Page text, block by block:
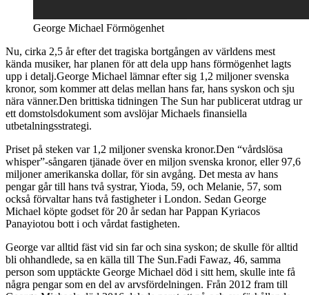
George Michael Förmögenhet
Nu, cirka 2,5 år efter det tragiska bortgången av världens mest
kända musiker, har planen för att dela upp hans förmögenhet lagts
upp i detalj.George Michael lämnar efter sig 1,2 miljoner svenska
kronor, som kommer att delas mellan hans far, hans syskon och sju
nära vänner.Den brittiska tidningen The Sun har publicerat utdrag ur
ett domstolsdokument som avslöjar Michaels finansiella
utbetalningsstrategi.
Priset på steken var 1,2 miljoner svenska kronor.Den “vårdslösa
whisper”-sångaren tjänade över en miljon svenska kronor, eller 97,6
miljoner amerikanska dollar, för sin avgång. Det mesta av hans
pengar går till hans två systrar, Yioda, 59, och Melanie, 57, som
också förvaltar hans två fastigheter i London. Sedan George
Michael köpte godset för 20 år sedan har Pappan Kyriacos
Panayiotou bott i och vårdat fastigheten.
George var alltid fäst vid sin far och sina syskon; de skulle för alltid
bli ohhandlede, sa en källa till The Sun.Fadi Fawaz, 46, samma
person som upptäckte George Michael död i sitt hem, skulle inte få
några pengar som en del av arvsfördelningen. Från 2012 fram till